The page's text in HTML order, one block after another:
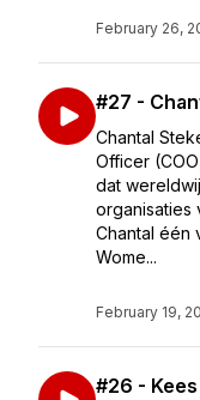
February 26,
#27 -
Chantal
Officer
dat
organisaties
Chantal één
Wome...
February 19,
#26 -